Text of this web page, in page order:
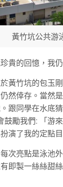
黃竹坑公共游
貴的回憶，我
黃竹坑的包玉
然倖存。當然
跟同學在水底
鼓勵我們: 「游
演了我的定點
次亮點是泳池
即製一絲絲甜